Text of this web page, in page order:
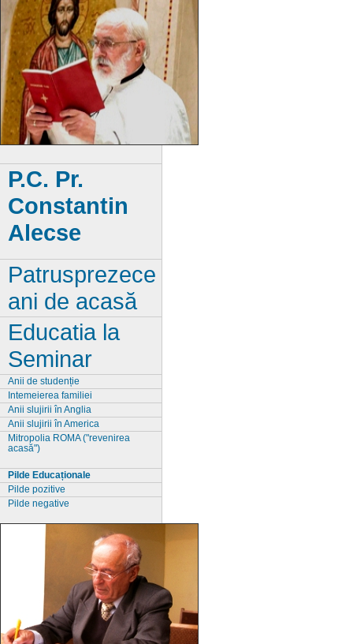
P.C. Pr.
Constantin
Alecse
Patrusprezece
ani de acasă
Educatia la
Seminar
Anii de studenție
Intemeierea familiei
Anii slujirii în Anglia
Anii slujirii în America
Mitropolia ROMA ("revenirea
acasă")
Pilde Educaționale
Pilde pozitive
Pilde negative